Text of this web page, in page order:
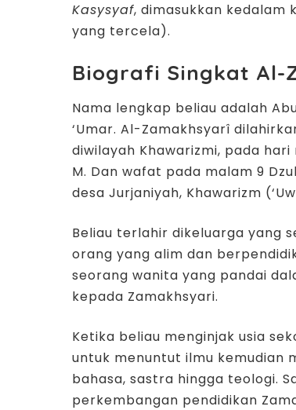
Kasysyaf, dimasukkan kedalam
yang tercela).
Biografi Singkat Al-
Nama lengkap beliau adalah
‘Umar. Al-Zamakhsyarî
diwilayah Khawarizmi, pada
M. Dan wafat pada malam 9
desa Jurjaniyah, Khawarizm
Beliau terlahir dikeluarga yang
orang yang alim dan
seorang wanita yang pandai
kepada Zamakhsyari.
Ketika beliau menginjak usia
untuk menuntut ilmu kemudian
bahasa, sastra hingga teologi.
perkembangan pendidikan